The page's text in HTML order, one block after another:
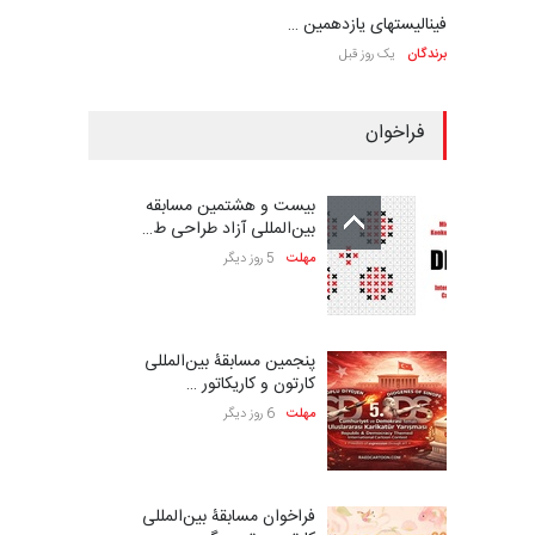
فینالیستهای یازدهمین …
برندگان یک روز قبل
فراخوان
بیست و هشتمین مسابقه
بین‌المللی آزاد طراحی ط…
مهلت 5 روز دیگر
پنجمین مسابقۀ بین‌المللی
کارتون و کاریکاتور …
مهلت 6 روز دیگر
فراخوان مسابقۀ بین‌المللی